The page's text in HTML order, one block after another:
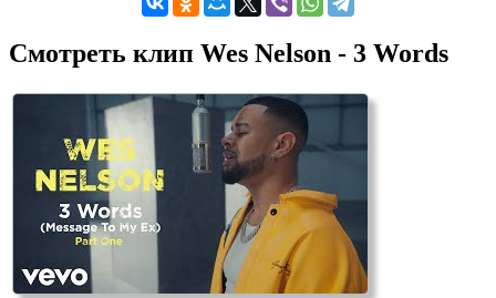
Смотреть клип Wes Nelson - 3 Words